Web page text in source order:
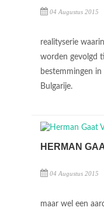
04 Augustus 2015
realityserie
worden gevolgd
bestemmingen in
Bulgarije.
HERMAN
04 Augustus 2015
maar wel een